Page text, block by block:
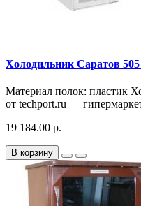
Холодильник Саратов
Материал полок: пластик
от techport.ru —
19 184.00 р.
В корзину